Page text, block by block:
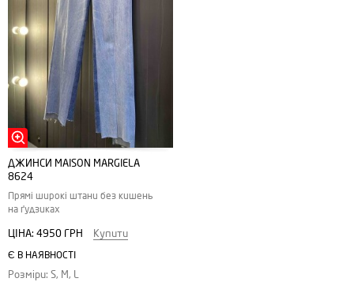
ДЖИНСИ MAISON MARGIELA
8624
Прямі широкі штани без кишень
на ґудзиках
ЦІНА: 4950 ГРН Купити
Є В НАЯВНОСТІ
Розміри: S, M, L